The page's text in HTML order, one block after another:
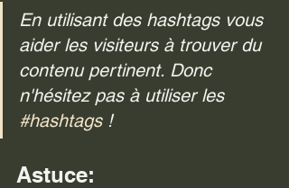
En utilisant des hashtags vous
aider les visiteurs à trouver du
contenu pertinent. Donc
n'hésitez pas à utiliser les
#hashtags !
Astuce: